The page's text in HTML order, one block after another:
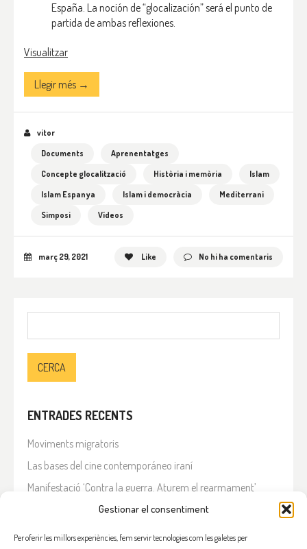
Gestionar el consentiment
Per oferir les millors experiències, fem servir tecnologies com les galetes per
España. La noción de “glocalización” será el punto de
partida de ambas reflexiones.
Visualitzar
Llegir més →
vitor
Documents
Aprenentatges
Concepte glocalització
Història i memòria
Islam
Islam Espanya
Islam i democràcia
Mediterrani
Simposi
Vídeos
març 29, 2021 Like No hi ha comentaris
ENTRADES RECENTS
Moviments migratoris
Las bases del cine contemporáneo iraní
Manifestació ‘Contra la guerra. Aturem el rearmament’
En solidaritat amb el Líban
Què està passant a l’Iran?